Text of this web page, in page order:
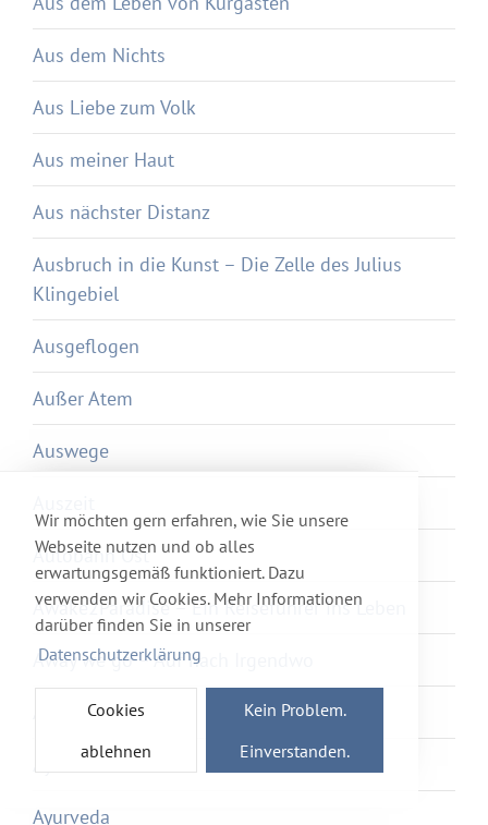
Wir möchten gern erfahren, wie Sie unsere
Webseite nutzen und ob alles
erwartungsgemäß funktioniert. Dazu
verwenden wir Cookies. Mehr Informationen
darüber finden Sie in unserer
Datenschutzerklärung
Cookies
ablehnen
Kein Problem.
Einverstanden.
Aus dem Nichts
Aus Liebe zum Volk
Aus meiner Haut
Aus nächster Distanz
Ausbruch in die Kunst – Die Zelle des Julius
Klingebiel
Ausgeflogen
Außer Atem
Auswege
Autobahn Ost
Awake2Paradise – Ein Reiseführer ins Leben
Away we go – Auf nach Irgendwo
Axolotl Overkill
Ayurveda